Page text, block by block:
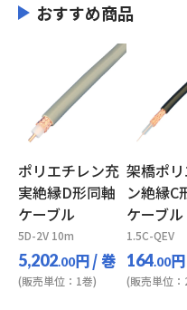
おすすめ商品
ポリエチレン充
実絶縁D形同軸
ケーブル
5D-2V 10m
5,202.00円/ 巻
(販売単位：1巻)
架橋ポ
ン絶縁C
ケーブル
1.5C-QEV
164.00円
(販売単位